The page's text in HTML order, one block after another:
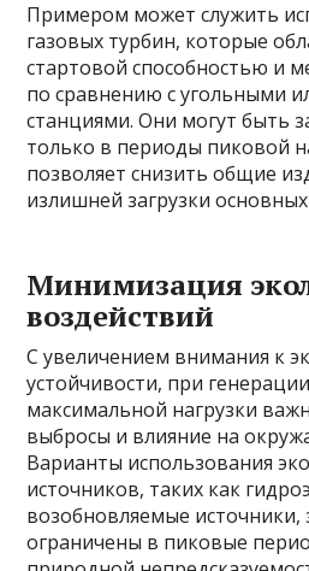
Примером может служить
газовых турбин, которые
стартовой способностью и
по сравнению с угольными
станциями. Они могут быть
только в периоды пиковой
позволяет снизить общие
излишней загрузки
Минимизация
воздействий
С увеличением внимания к
устойчивости, при
максимальной нагрузки
выбросы и влияние на
Варианты использования
источников, таких как
возобновляемые источники,
ограничены в пиковые